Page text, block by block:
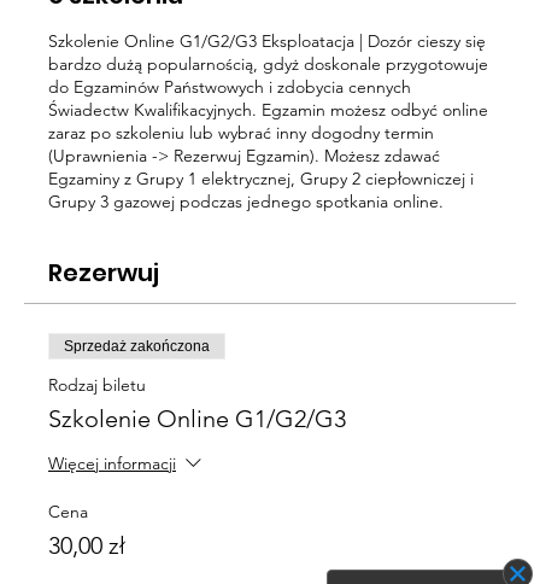
Szkolenie Online G1/G2/G3 Eksploatacja | Dozór cieszy się
bardzo dużą popularnością, gdyż doskonale przygotowuje
do Egzaminów Państwowych i zdobycia cennych
Świadectw Kwalifikacyjnych. Egzamin możesz odbyć online
zaraz po szkoleniu lub wybrać inny dogodny termin
(Uprawnienia -> Rezerwuj Egzamin). Możesz zdawać
Egzaminy z Grupy 1 elektrycznej, Grupy 2 ciepłowniczej i
Grupy 3 gazowej podczas jednego spotkania online.
Rezerwuj
Sprzedaż zakończona
Rodzaj biletu
Szkolenie Online G1/G2/G3
Więcej informacji
Cena
30,00 zł